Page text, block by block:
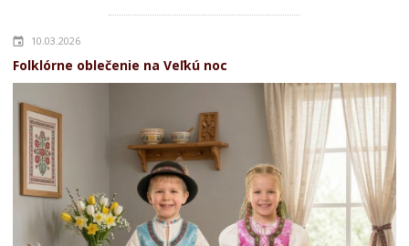
10.03.2026
Folklórne oblečenie na Veľkú noc